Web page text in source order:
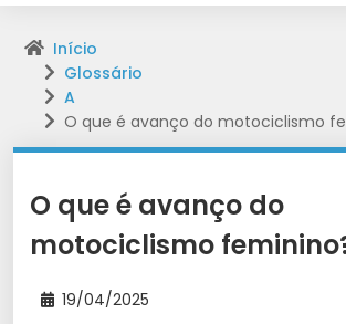
Início
Glossário
A
O que é avanço do motociclismo
O que é avanço do
motociclismo
19/04/2025